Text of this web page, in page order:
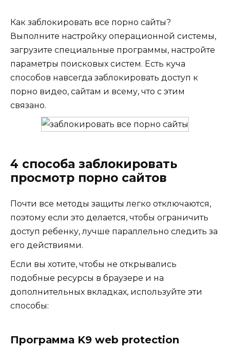
Как заблокировать все порно сайты?
Выполните настройку операционной системы,
загрузите специальные программы, настройте
параметры поисковых систем. Есть куча
способов навсегда заблокировать доступ к
порно видео, сайтам и всему, что с этим
связано.
4 способа заблокировать
просмотр порно сайтов
Почти все методы защиты легко отключаются,
поэтому если это делается, чтобы ограничить
доступ ребенку, лучше параллельно следить за
его действиями.
Если вы хотите, чтобы не открывались
подобные ресурсы в браузере и на
дополнительных вкладках, используйте эти
способы:
Программа K9 web protection